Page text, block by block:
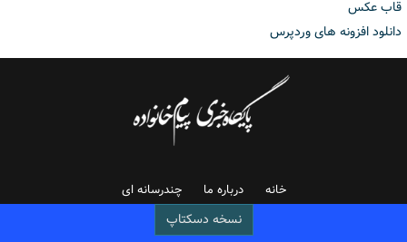
قاب عکس
دانلود افزونه های وردپرس
خانه درباره ما چندرسانه ای
نسخه دسکتاپ